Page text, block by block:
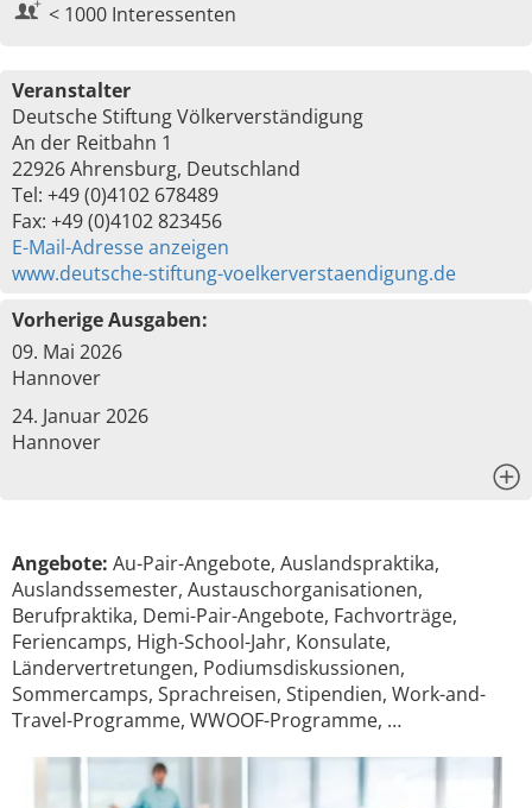
< 1000 Interessenten
Veranstalter
Deutsche Stiftung Völkerverständigung
An der Reitbahn 1
22926 Ahrensburg, Deutschland
Tel: +49 (0)4102 678489
Fax: +49 (0)4102 823456
E-Mail-Adresse anzeigen
www.deutsche-stiftung-voelkerverstaendigung.de
Vorherige Ausgaben:
09. Mai 2026
Hannover
24. Januar 2026
Hannover
Angebote: Au-Pair-Angebote, Auslandspraktika,
Auslandssemester, Austauschorganisationen,
Berufpraktika, Demi-Pair-Angebote, Fachvorträge,
Feriencamps, High-School-Jahr, Konsulate,
Ländervertretungen, Podiumsdiskussionen,
Sommercamps, Sprachreisen, Stipendien, Work-and-
Travel-Programme, WWOOF-Programme, …